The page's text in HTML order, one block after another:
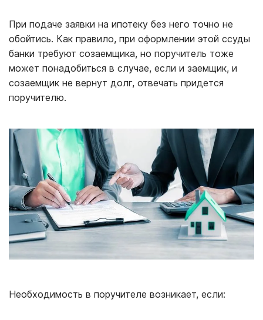
При подаче заявки на ипотеку без него точно не
обойтись. Как правило, при оформлении этой ссуды
банки требуют созаемщика, но поручитель тоже
может понадобиться в случае, если и заемщик, и
созаемщик не вернут долг, отвечать придется
поручителю.
Необходимость в поручителе возникает, если: